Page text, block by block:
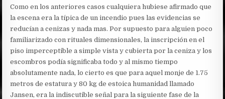
Como en los anteriores casos cualquiera hubiese afirmado que
la escena era la típica de un incendio pues las evidencias se
reducían a cenizas y nada mas. Por supuesto para alguien poco
familiarizado con rituales dimensionales, la inscripción en el
piso imperceptible a simple vista y cubierta por la ceniza y los
escombros podía significaba todo y al mismo tiempo
absolutamente nada, lo cierto es que para aquel monje de 1.75
metros de estatura y 80 kg de estoica humanidad llamado
Jansen, era la indiscutible señal para la siguiente fase de la